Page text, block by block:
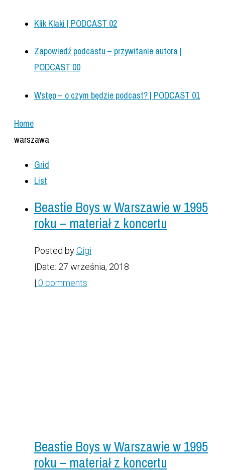
Klik Klaki | PODCAST 02
Zapowiedź podcastu – przywitanie autora |
PODCAST 00
Wstęp – o czym będzie podcast? | PODCAST 01
Home
warszawa
Grid
List
Beastie Boys w Warszawie w 1995
roku – materiał z koncertu
Posted byGigi
|Date: 27 września, 2018
| 0 comments
Beastie Boys w Warszawie w 1995
roku – materiał z koncertu